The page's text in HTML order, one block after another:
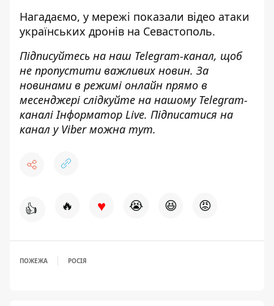
Нагадаємо, у мережі показали відео атаки
українських дронів на Севастополь.
Підписуйтесь на наш Telegram-канал, щоб
не пропустити важливих новин. За
новинами в режимі онлайн прямо в
месенджері слідкуйте на нашому Telegram-
каналіІнформатор Live. Підписатися на
канал у Viber можна тут.
👍 🔥 ♥ 😭 😆 😡
ПОЖЕЖА РОСІЯ